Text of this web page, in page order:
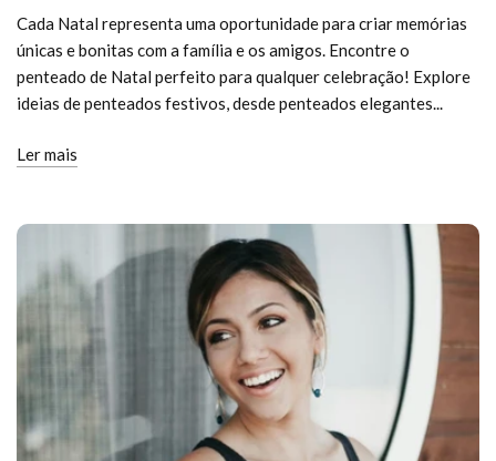
Cada Natal representa uma oportunidade para criar memórias
únicas e bonitas com a família e os amigos. Encontre o
penteado de Natal perfeito para qualquer celebração! Explore
ideias de penteados festivos, desde penteados elegantes...
Ler mais